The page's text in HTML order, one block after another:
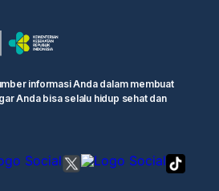
informasi Anda dalam membuat
Anda bisa selalu hidup sehat dan